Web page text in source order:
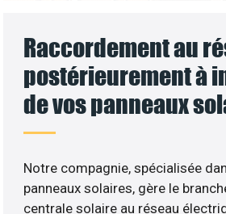
Raccordement au
postérieurement à
de vos panneaux
Notre compagnie, spécialisée
panneaux solaires, gère le
centrale solaire au réseau